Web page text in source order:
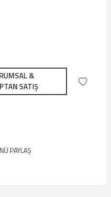
&
SATIŞ
PAYLAŞ